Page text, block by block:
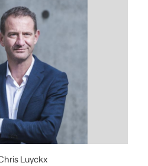
Luyckx